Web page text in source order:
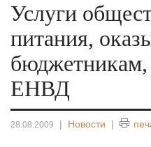
Услуги
питания,
бюджетникам,
ЕНВД
28.08.2009 | Новости |